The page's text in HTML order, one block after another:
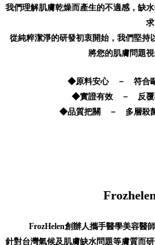
我們理解肌膚乾燥而產生的不適感，缺
求
從純粹潔淨的研發初衷開始，我們堅持
將您的肌膚問題視
◆原料安心 － 符合歐
◆實證有效 － 反覆
◆品質把關 － 多層殺菌
FrozHelen創辦人攜手醫學美容醫
針對台灣氣候及肌膚缺水問題等膚質而